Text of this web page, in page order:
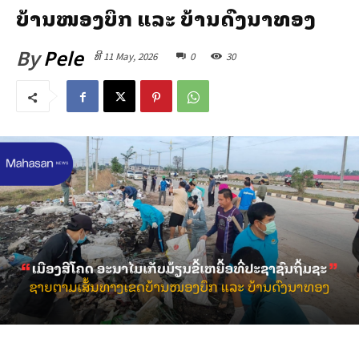
ບ້ານໜອງບຶກ ແລະ ບ້ານດົງນາທອງ
ByPele ທີ 11 May, 2026 0 30